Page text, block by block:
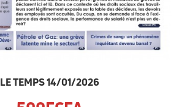
LE TEMPS 14/01/2026